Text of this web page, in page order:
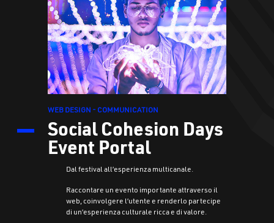
Social Cohesion Days
Event Portal
WEB DESIGN - COMMUNICATION
Dal festival all’esperienza multicanale.
Raccontare un evento importante attraverso il
web, coinvolgere l’utente e renderlo partecipe
di un’esperienza culturale ricca e di valore.